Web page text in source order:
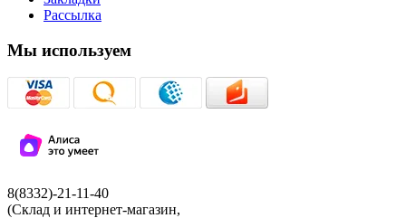
Рассылка
Мы используем
8(8332)-21-11-40
(Склад и интернет-магазин,